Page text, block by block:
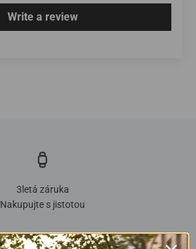
Write a review
3letá záruka
Nakupujte s jistotou
Přejít na položku 1
Přejít na položku 2
Přejít na položku 3
Přejít na položku 4